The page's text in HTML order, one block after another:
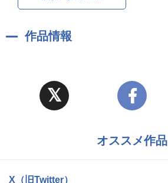
作品情報
オススメ作品
X（旧Twitter）